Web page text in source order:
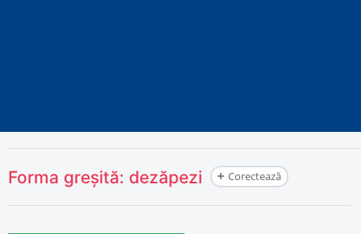
Forma greșită: dezăpezi Corectează